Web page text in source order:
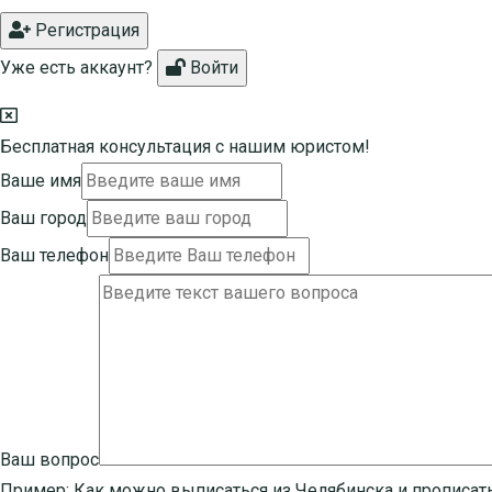
Регистрация
Уже есть аккаунт?
Войти
Бесплатная консультация с нашим юристом!
Ваше имя
Ваш город
Ваш телефон
Ваш вопрос